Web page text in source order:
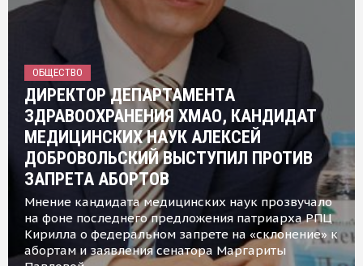
ОБЩЕСТВО
ДИРЕКТОР ДЕПАРТАМЕНТА
ЗДРАВООХРАНЕНИЯ ХМАО, КАНДИДАТ
МЕДИЦИНСКИХ НАУК АЛЕКСЕЙ
ДОБРОВОЛЬСКИЙ ВЫСТУПИЛ ПРОТИВ
ЗАПРЕТА АБОРТОВ
Мнение кандидата медицинских наук прозвучало
на фоне последнего предложения патриарха РПЦ
Кирилла о федеральном запрете на «склонение» к
абортам и заявления сенатора Маргариты